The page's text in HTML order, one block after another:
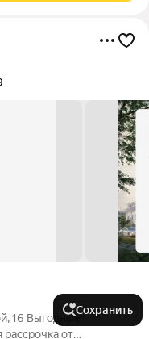
16 Выгодные
от
Сохранить